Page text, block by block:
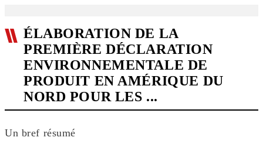
ÉLABORATION DE LA
PREMIÈRE DÉCLARATION
ENVIRONNEMENTALE DE
PRODUIT EN AMÉRIQUE DU
NORD POUR LES ...
Un bref résumé